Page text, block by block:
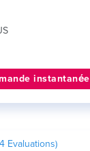
instantanée
Evaluations)